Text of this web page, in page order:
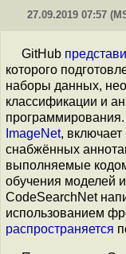
27.09.2019 07:57
GitHub
которого
наборы данных,
классификации и
ImageNet,
снабжённых
выполняемые
обучения моделей
CodeSearchNet
использованием
распространяется